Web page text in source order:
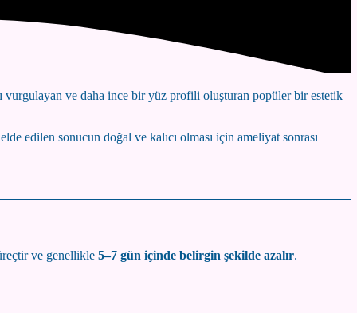
vurgulayan ve daha ince bir yüz profili oluşturan popüler bir estetik
edilen sonucun doğal ve kalıcı olması için ameliyat sonrası
ve genellikle 5–7 gün içinde belirgin şekilde azalır.